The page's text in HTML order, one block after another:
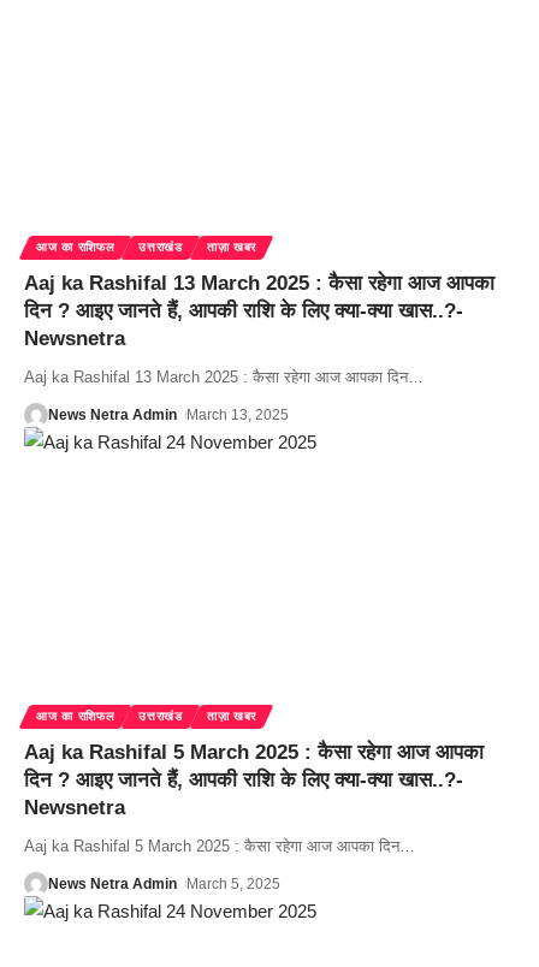
आज का राशिफल उत्तराखंड ताज़ा खबर
Aaj ka Rashifal 13 March 2025 : कैसा रहेगा आज आपका
दिन ? आइए जानते हैं, आपकी राशि के लिए क्या-क्या खास..?-
Newsnetra
Aaj ka Rashifal 13 March 2025 : कैसा रहेगा आज आपका दिन…
News Netra Admin March 13, 2025
आज का राशिफल उत्तराखंड ताज़ा खबर
Aaj ka Rashifal 5 March 2025 : कैसा रहेगा आज आपका
दिन ? आइए जानते हैं, आपकी राशि के लिए क्या-क्या खास..?-
Newsnetra
Aaj ka Rashifal 5 March 2025 : कैसा रहेगा आज आपका दिन…
News Netra Admin March 5, 2025